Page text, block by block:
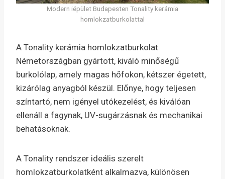
Modern iépület Budapesten Tonality kerámia
homlokzatburkolattal
A Tonality kerámia homlokzatburkolat
Németországban gyártott, kiváló minőségű
burkolólap, amely magas hőfokon, kétszer égetett,
kizárólag anyagból készül. Előnye, hogy teljesen
színtartó, nem igényel utókezelést, és kiválóan
ellenáll a fagynak, UV-sugárzásnak és mechanikai
behatásoknak.
A Tonality rendszer ideális szerelt
homlokzatburkolatként alkalmazva, különösen